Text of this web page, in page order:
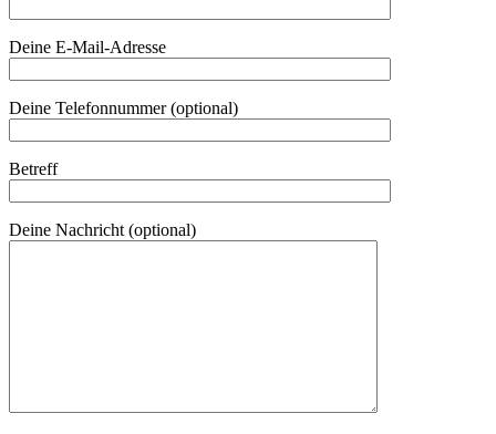
Deine E-Mail-Adresse
Deine Telefonnummer (optional)
Betreff
Deine Nachricht (optional)